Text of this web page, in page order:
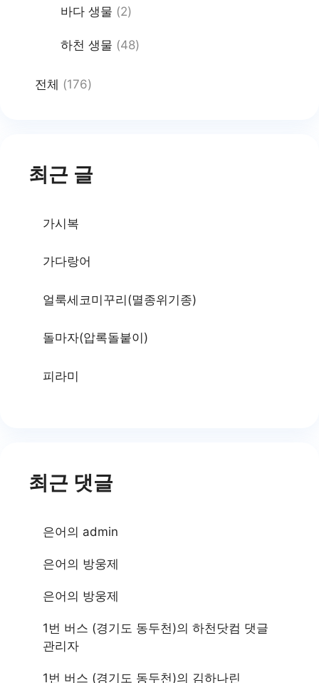
바다 생물 (2)
하천 생물 (48)
전체 (176)
최근 글
가시복
가다랑어
얼룩세코미꾸리(멸종위기종)
돌마자(압록돌붙이)
피라미
최근 댓글
은어의 admin
은어의 방웅제
은어의 방웅제
1번 버스 (경기도 동두천)의 하천닷컴 댓글
관리자
1번 버스 (경기도 동두천)의 김하나린